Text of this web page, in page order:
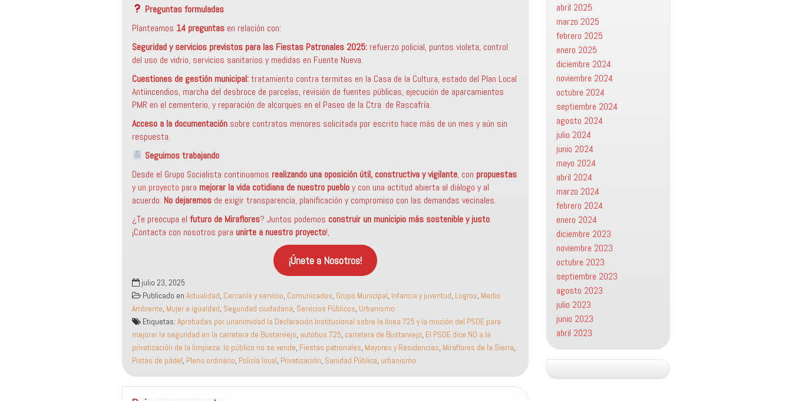
Preguntas formuladas
Planteamos 14 preguntas en relación con:
Seguridad y servicios previstos para las Fiestas Patronales 2025: refuerzo policial, puntos violeta, control
del uso de vidrio, servicios sanitarios y medidas en Fuente Nueva.
Cuestiones de gestión municipal:tratamiento contra termitas en la Casa de la Cultura, estado del Plan Local
Antiincendios, marcha del desbroce de parcelas, revisión de fuentes públicas, ejecución de aparcamientos
PMR en el cementerio, y reparación de alcorques en el Paseo de la Ctra. de Rascafría.
Acceso a la documentación sobre contratos menores solicitada por escrito hace más de un mes y aún sin
respuesta.
Seguimos trabajando
Desde el Grupo Socialista continuamos realizando una oposición útil, constructiva y vigilante, con propuestas
yun proyecto para mejorar la vida cotidiana de nuestro puebloy con una actitud abierta al diálogo y al
acuerdo. No dejaremos de exigir transparencia, planificación y compromiso con las demandas vecinales.
¿Te preocupa el futuro de Miraflores? Juntos podemos construir un municipio más sostenibley justo.
¡Contacta con nosotros para unirte a nuestro proyecto!,
¡Únete a Nosotros!
julio 23, 2025
Publicado en Actualidad, Cercanía y servicio, Comunicados, Grupo Municipal, Infancia y juventud, Logros, Medio
Ambiente, Mujer e igualdad, Seguridad ciudadana, Servicios Públicos, Urbanismo
Etiquetas: Aprobadas por unanimidad la Declaración Institucional sobre la línea 725 y la moción del PSOE para
mejorar la seguridad en la carretera de Bustarviejo, autobus 725, carretera de Bustarviejo, El PSOE dice NO a la
privatización de la limpieza: lo público no se vende, Fiestas patronales, Mayores y Residencias, Miraflores de la Sierra,
Pistas de pádel, Pleno ordinario, Policía local, Privatización, Sanidad Pública, urbanismo
abril 2025
marzo 2025
febrero 2025
enero 2025
diciembre 2024
noviembre 2024
octubre 2024
septiembre 2024
agosto 2024
julio 2024
junio 2024
mayo 2024
abril 2024
marzo 2024
febrero 2024
enero 2024
diciembre 2023
noviembre 2023
octubre 2023
septiembre 2023
agosto 2023
julio 2023
junio 2023
abril 2023